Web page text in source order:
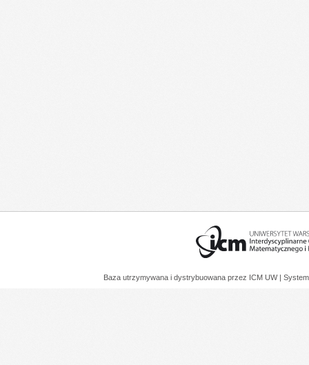
Baza utrzymywana i dystrybuowana przez ICM UW |